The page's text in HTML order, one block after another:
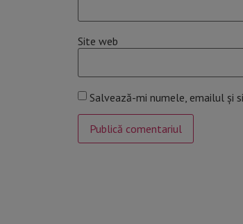
Site web
Salvează-mi numele, emailul și